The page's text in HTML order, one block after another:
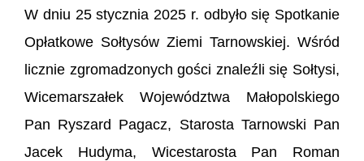
W dniu 25 stycznia 2025 r. odbyło się Spotkanie
Opłatkowe Sołtysów Ziemi Tarnowskiej. Wśród
licznie zgromadzonych gości znaleźli się Sołtysi,
Wicemarszałek Województwa Małopolskiego
Pan Ryszard Pagacz, Starosta Tarnowski Pan
Jacek Hudyma, Wicestarosta Pan Roman